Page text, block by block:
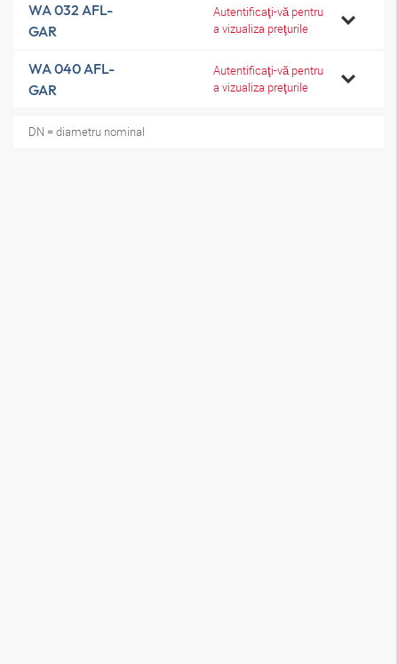
WA 032 AFL-
GAR
Autentificaţi-vă pentru
a vizualiza preţurile
WA 040 AFL-
GAR
Autentificaţi-vă pentru
a vizualiza preţurile
DN = diametru nominal